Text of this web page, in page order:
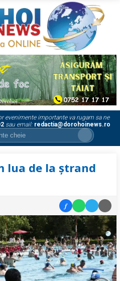
evenimente importante va rugam sa ne
sau email: redactia@dorohoinews.ro
lua de la ștrand
f